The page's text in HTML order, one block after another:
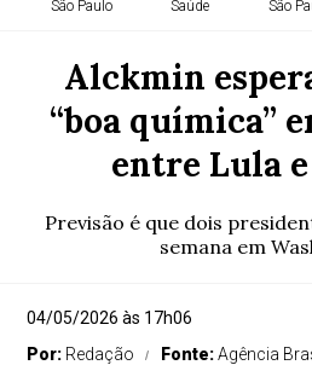
São Paulo Saúde São
Alckmin
“boa química”
entre Lula
Previsão é que dois
semana em
04/05/2026 às 17h06
Por: Redação Fonte:Agência